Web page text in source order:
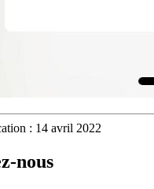
: 14 avril 2022
nous